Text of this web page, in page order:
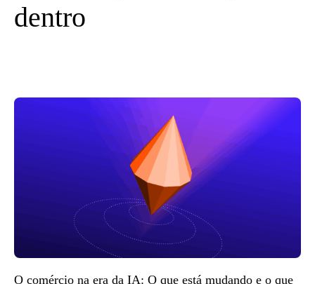
dentro
O comércio na era da IA: O que está mudando e o que